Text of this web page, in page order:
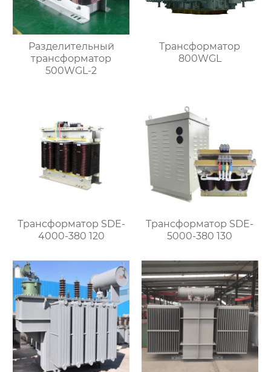
Разделительный
трансформатор
500WGL-2
Трансформатор
800WGL
Трансформатор SDE-
4000-380 120
Трансформатор SDE-
5000-380 130